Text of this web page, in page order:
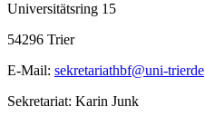
Universitätsring 15
54296 Trier
E-Mail: sekretariathbf@uni-trierde
Sekretariat: Karin Junk